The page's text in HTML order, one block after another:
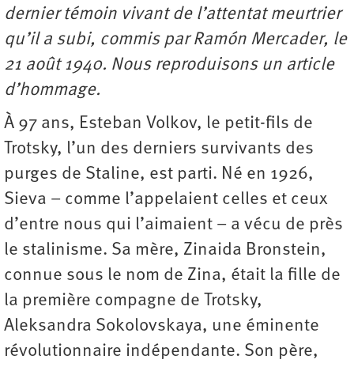
dernier témoin vivant de l’attentat meurtrier
qu’il a subi, commis par Ramón Mercader, le
21 août 1940. Nous reproduisons un article
d’hommage.
À 97 ans, Esteban Volkov, le petit-fils de
Trotsky, l’un des derniers survivants des
purges de Staline, est parti. Né en 1926,
Sieva – comme l’appelaient celles et ceux
d’entre nous qui l’aimaient – a vécu de près
le stalinisme. Sa mère, Zinaida Bronstein,
connue sous le nom de Zina, était la fille de
la première compagne de Trotsky,
Aleksandra Sokolovskaya, une éminente
révolutionnaire indépendante. Son père,